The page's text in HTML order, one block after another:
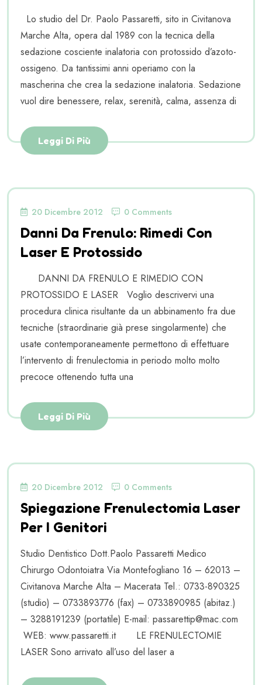
Lo studio del Dr. Paolo Passaretti, sito in Civitanova
Marche Alta, opera dal 1989 con la tecnica della
sedazione cosciente inalatoria con protossido d’azoto-
ossigeno. Da tantissimi anni operiamo con la
mascherina che crea la sedazione inalatoria. Sedazione
vuol dire benessere, relax, serenità, calma, assenza di
Leggi Di Più
20 Dicembre 2012 0 Comments
Danni Da Frenulo: Rimedi Con
Laser E Protossido
DANNI DA FRENULO E RIMEDIO CON
PROTOSSIDO E LASER Voglio descrivervi una
procedura clinica risultante da un abbinamento fra due
tecniche (straordinarie già prese singolarmente) che
usate contemporaneamente permettono di effettuare
l’intervento di frenulectomia in periodo molto molto
precoce ottenendo tutta una
Leggi Di Più
20 Dicembre 2012 0 Comments
Spiegazione Frenulectomia Laser
Per I Genitori
Studio Dentistico Dott.Paolo Passaretti Medico
Chirurgo Odontoiatra Via Montefogliano 16 – 62013 –
Civitanova Marche Alta – Macerata Tel.: 0733-890325
(studio) – 0733893776 (fax) – 0733890985 (abitaz.)
– 3288191239 (portatile) E-mail: passarettip@mac.com
WEB: www.passaretti.it LE FRENULECTOMIE
LASER Sono arrivato all’uso del laser a